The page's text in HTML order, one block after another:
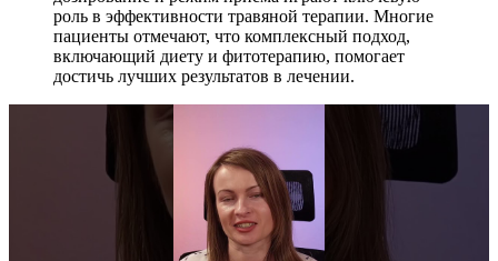
роль в эффективности травяной терапии. Многие
пациенты отмечают, что комплексный подход,
включающий диету и фитотерапию, помогает
достичь лучших результатов в лечении.